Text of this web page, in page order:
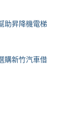
助昇降機電梯
購新竹汽車借